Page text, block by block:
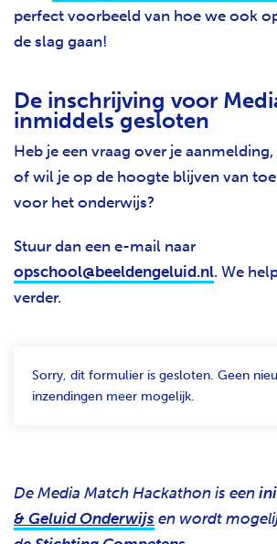
perfect voorbeeld van hoe we ook
de slag gaan!
De inschrijving voor
inmiddels gesloten
Heb je een vraag over je
of wil je op de hoogte blijven van
voor het onderwijs?
Stuur dan een e-mail naar
opschool@beeldengeluid.nl. We
verder.
STATUSBERICHT
Sorry, dit formulier is gesloten. Geen
inzendingen meer mogelijk.
De Media Match Hackathon is een
& Geluid Onderwijs en wordt